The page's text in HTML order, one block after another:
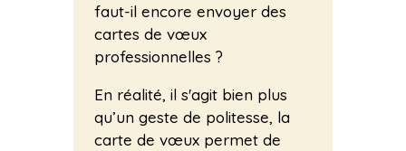
faut-il encore envoyer des
cartes de vœux
professionnelles ?
En réalité, il s'agit bien plus
qu’un geste de politesse, la
carte de vœux permet de